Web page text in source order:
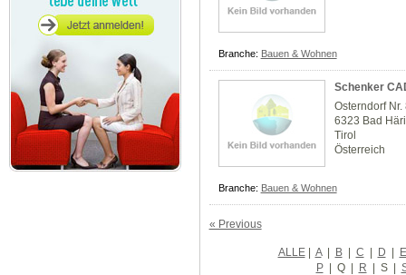
Branche: Bauen & Wohnen
Schenker
Osterndorf Nr.
6323 Bad
Tirol
Österreich
Branche: Bauen & Wohnen
« Previous
ALLE| A | B | C | D | E
P | Q | R | S|